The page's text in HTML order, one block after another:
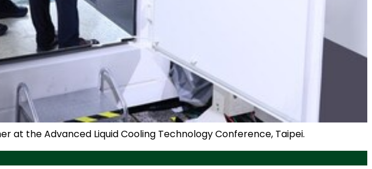
the Advanced Liquid Cooling Technology Conference, Taipei.